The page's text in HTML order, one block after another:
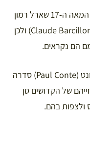
את הקפלה הקטנה הזאת בנו בשלהי המאה ה-17 שארל רמון
(Charles Raymond) וקלוד ברסיון (Claude Barcillon) ולכן
הם נקראים.
בסביבות שנת 2010 צייר האמן פול קונט (Paul Conte) סדרה
של הקדושים סן
ולצפות בהם.